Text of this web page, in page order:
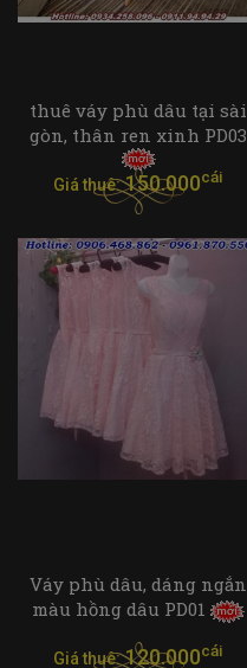
thuê váy phù dâu tại sài
gòn, thân ren xinh PD03
Giá thuê:150.000cái
Váy phù dâu, dáng ngắn
màu hồng dâu PD01
Giá thuê:120.000cái